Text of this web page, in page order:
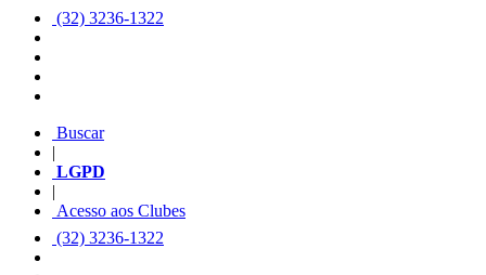
(32) 3236-1322
Buscar
|
LGPD
|
Acesso aos Clubes
(32) 3236-1322